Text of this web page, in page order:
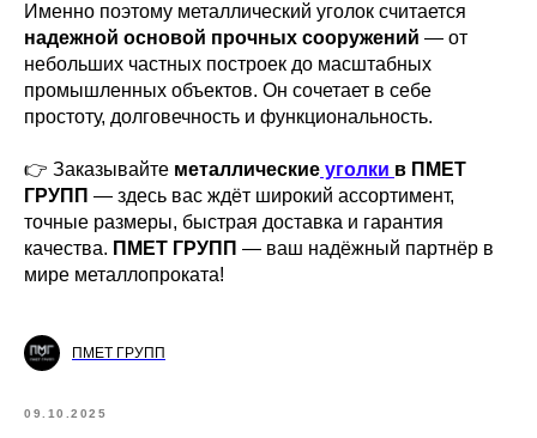
Именно поэтому металлический уголок считается
надежной основой прочных сооружений — от
небольших частных построек до масштабных
промышленных объектов. Он сочетает в себе
простоту, долговечность и функциональность.
👉 Заказывайте металлические уголки в ПМЕТ
ГРУПП — здесь вас ждёт широкий ассортимент,
точные размеры, быстрая доставка и гарантия
качества. ПМЕТ ГРУПП — ваш надёжный партнёр в
мире металлопроката!
ПМЕТ ГРУПП
09.10.2025